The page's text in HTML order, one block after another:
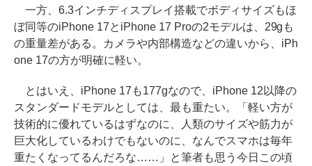
一方、6.3インチディスプレイ搭載でボディサイズもほ
ぼ同等のiPhone 17とiPhone 17 Proの2モデルは、29gも
の重量差がある。カメラや内部構造などの違いから、iPh
one 17の方が明確に軽い。
とはいえ、iPhone 17も177gなので、iPhone 12以降の
スタンダードモデルとしては、最も重たい。「軽い方が
技術的に優れているはずなのに、人類のサイズや筋力が
巨大化しているわけでもないのに、なんでスマホは毎年
重たくなってるんだろな……」と筆者も思う今日この頃